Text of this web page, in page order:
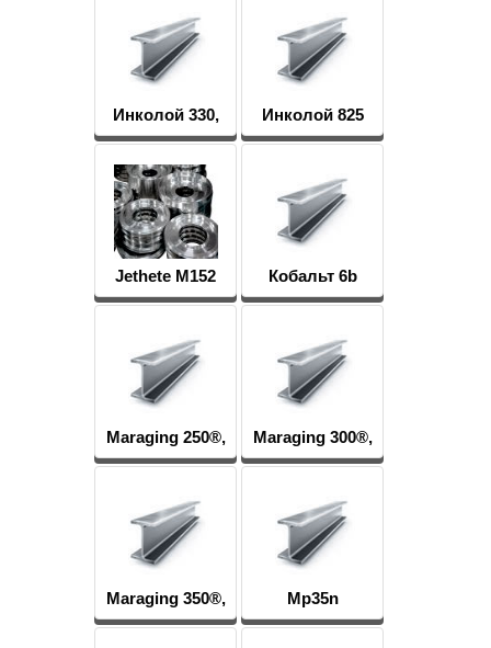
Инколой 330,
Сплав 330
Инколой 825
Jethete M152 Кобальт 6b
Maraging 250®,
Vascomax 250
Maraging 300®,
Vascomax 300®
Maraging 350®,
Vascomax 350®
Mp35n